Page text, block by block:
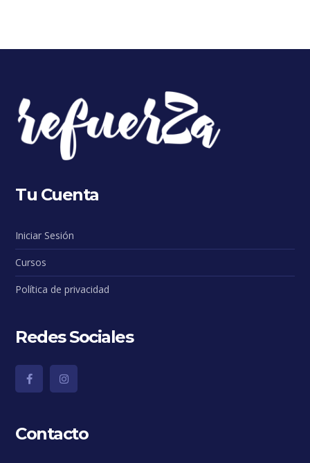
Tu Cuenta
Iniciar Sesión
Cursos
Política de privacidad
Redes Sociales
Contacto